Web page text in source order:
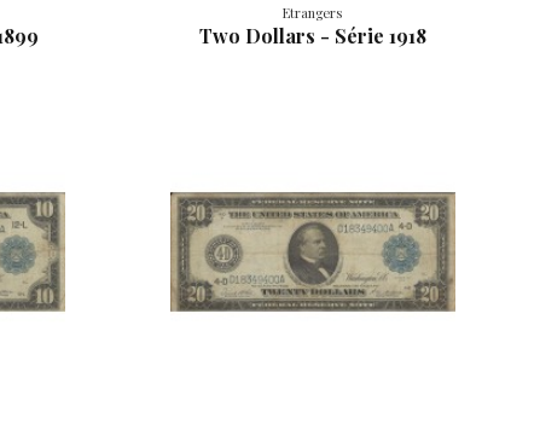
Etrangers
Two Dollars - Série 1918